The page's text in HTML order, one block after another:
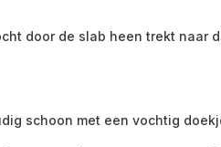
door de slab heen trekt
schoon met een vochtig